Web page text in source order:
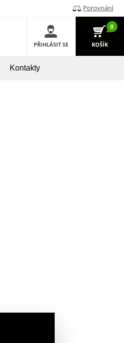
Porovnání
PŘIHLÁSIT SE
0
KOŠÍK
Kontakty